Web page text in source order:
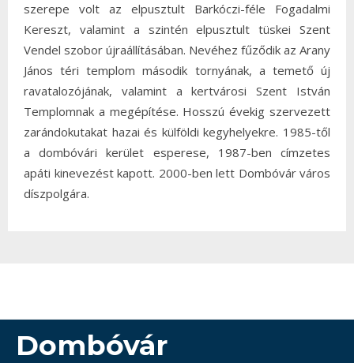
szerepe volt az elpusztult Barkóczi-féle Fogadalmi
Kereszt, valamint a szintén elpusztult tüskei Szent
Vendel szobor újraállításában. Nevéhez fűződik az Arany
János téri templom második tornyának, a temető új
ravatalozójának, valamint a kertvárosi Szent István
Templomnak a megépítése. Hosszú évekig szervezett
zarándokutakat hazai és külföldi kegyhelyekre. 1985-től
a dombóvári kerület esperese, 1987-ben címzetes
apáti kinevezést kapott. 2000-ben lett Dombóvár város
díszpolgára.
Dombóvár